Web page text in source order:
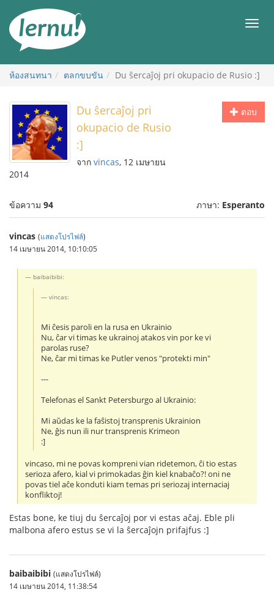
สารบัญ
เมนู
ห้องสนทนา ตลกขบขัน Du ŝercaĵoj pri okupacio de Rusio :]
ตอบ
Du ŝercaĵoj pri
okupacio de Rusio
:]
จาก vincas, 12 เมษายน
2014
ข้อความ 94 ภาษา: Esperanto
vincas (แสดงโปรไฟล์)
14 เมษายน 2014, 10:10:05
baibaibibi:
vincas:
Mi ĉesis paroli en la rusa en Ukrainio
Nu, ĉar vi timas ke ukrainoj atakos vin por ke vi
parolas ruse?
Ne, ĉar mi timas ke Putler venos "protekti min"
---
Telefonas el Sankt Petersburgo al Ukrainio:
Mi aŭdas ke la faŝistoj transprenis Ukrainion
Ne, ĝis nun ili nur transprenis Krimeon
:]
vincaso, mi ne povas kompreni vian ridetemon, ĉi tio estas
serioza afero, kial vi primokadas ĝin kiel knabaĉo?! oni ne
povas tiel aĉe konduti kiam temas pri seriozaj internaciaj
konfliktoj!
Estas bone, ke tiuj du ŝercaĵoj por vi estas aĉaj. Eble pli
malbona afero estus se vi la ŝercaĵojn prifajfus :]
baibaibibi (แสดงโปรไฟล์)
14 เมษายน 2014, 11:38:54